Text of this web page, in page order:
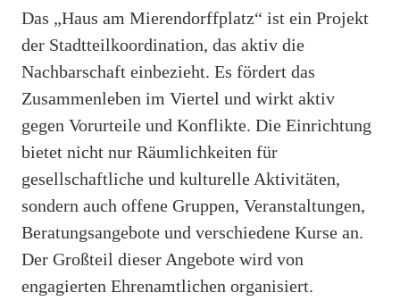
Das „Haus am Mierendorffplatz“ ist ein Projekt
der Stadtteilkoordination, das aktiv die
Nachbarschaft einbezieht. Es fördert das
Zusammenleben im Viertel und wirkt aktiv
gegen Vorurteile und Konflikte. Die Einrichtung
bietet nicht nur Räumlichkeiten für
gesellschaftliche und kulturelle Aktivitäten,
sondern auch offene Gruppen, Veranstaltungen,
Beratungsangebote und verschiedene Kurse an.
Der Großteil dieser Angebote wird von
engagierten Ehrenamtlichen organisiert.